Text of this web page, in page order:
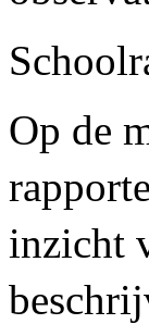
Op de
inzicht